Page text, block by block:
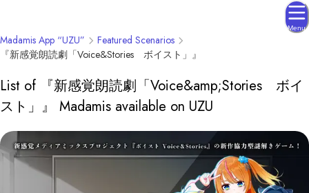
Menu
Madamis App “UZU”
Featured Scenarios
『新感覚朗読劇「Voice&Stories ボイスト」』
List of 『新感覚朗読劇「Voice&amp;Stories ボイ
スト」』 Madamis available on UZU